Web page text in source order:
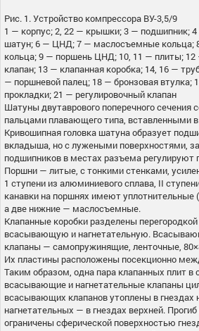
Рис. 1. Устройство компрессора ВУ-3,5/9
1 — корпус; 2, 22 — крышки; 3 — подшипник;
шатун; 6 — ЦНД; 7 — маслосъемные кольца;
кольца; 9 — поршень ЦНД; 10, 11 — плиты;
клапан; 13 — клапанная коробка; 14, 16 —
— поршневой палец; 18 — бронзовая втулка;
прокладки; 21 — регулировочный клапан
Шатуны двутаврового поперечного сечения
пальцами плавающего типа, вставленными
Кривошипная головка шатуна образует
вкладыша, но с лужеными поверхностями,
подшипников в местах разъема регулируют
Поршни — литые, с тонкими стенками,
1 ступени из алюминиевого сплава, II
канавки на поршнях имеют уплотнительные
а две нижние — маслосъемные.
Клапанные коробки разделены
всасывающую и нагнетательную.
клапаны — самопружинящие, ленточные,
Их пластины расположены посекционно
Таким образом, одна пара клапанных плит в
всасывающие и нагнетательные клапаны
всасывающих клапанов утоплены в гнездах
нагнетательных — в гнездах верхней.
ограничены сферической поверхностью